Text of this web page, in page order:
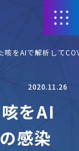
咳をAIで解析して
2020.11.26
をAI
感染